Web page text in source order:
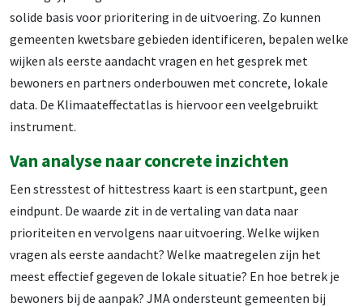
solide basis voor prioritering in de uitvoering. Zo kunnen
gemeenten kwetsbare gebieden identificeren, bepalen welke
wijken als eerste aandacht vragen en het gesprek met
bewoners en partners onderbouwen met concrete, lokale
data. De Klimaateffectatlas is hiervoor een veelgebruikt
instrument.
Van analyse naar concrete inzichten
Een stresstest of hittestress kaart is een startpunt, geen
eindpunt. De waarde zit in de vertaling van data naar
prioriteiten en vervolgens naar uitvoering. Welke wijken
vragen als eerste aandacht? Welke maatregelen zijn het
meest effectief gegeven de lokale situatie? En hoe betrek je
bewoners bij de aanpak? JMA ondersteunt gemeenten bij